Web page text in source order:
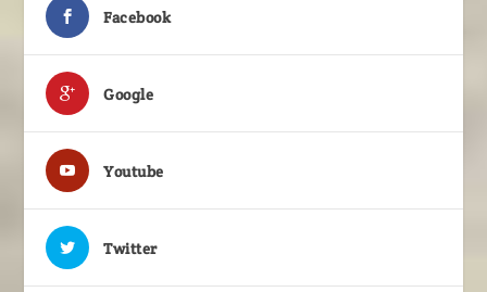
Facebook
Google
Youtube
Twitter